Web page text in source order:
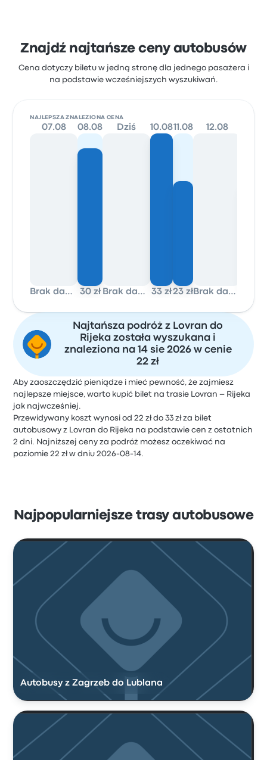
Znajdź najtańsze ceny autobusów
Cena dotyczy biletu w jedną stronę dla jednego pasażera i
na podstawie wcześniejszych wyszukiwań.
NAJLEPSZA ZNALEZIONA CENA
07.08
Brak danych
08.08
30 zł
Dziś
Brak danych
10.08
33 zł
11.08
23 zł
12.08
Brak danych
Najtańsza podróż z Lovran do
Rijeka została wyszukana i
znaleziona na 14 sie 2026 w cenie
22 zł
Aby zaoszczędzić pieniądze i mieć pewność, że zajmiesz
najlepsze miejsce, warto kupić bilet na trasie Lovran – Rijeka
jak najwcześniej.
Przewidywany koszt wynosi od 22 zł do 33 zł za bilet
autobusowy z Lovran do Rijeka na podstawie cen z ostatnich
2 dni. Najniższej ceny za podróż możesz oczekiwać na
poziomie 22 zł w dniu 2026-08-14.
Najpopularniejsze trasy autobusowe
Autobusy z Zagrzeb do Lublana